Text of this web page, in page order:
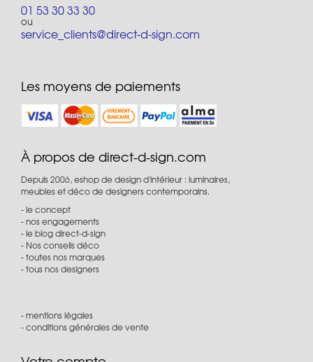
01 53 30 33 30
ou
service_clients@direct-d-sign.com
Les moyens de paiements
À propos de direct-d-sign.com
Depuis 2006, eshop de design d'intérieur : luminaires,
meubles et déco de designers contemporains.
le concept
nos engagements
le blog direct-d-sign
Nos conseils déco
toutes nos marques
tous nos designers
mentions légales
conditions générales de vente